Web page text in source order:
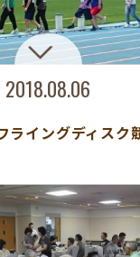
2018.08.06
ライングディスク